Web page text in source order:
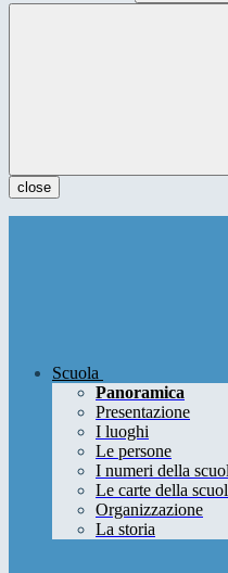
close
Scuola
Panoramica
Presentazione
I luoghi
Le persone
I numeri della
Le carte della
Organizzazione
La storia